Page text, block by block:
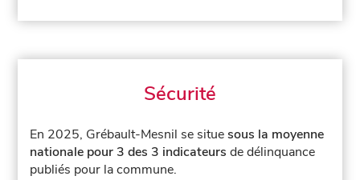
Sécurité
En 2025, Grébault-Mesnil se situesous la moyenne
nationale pour 3 des 3 indicateurs de délinquance
publiés pour la commune.